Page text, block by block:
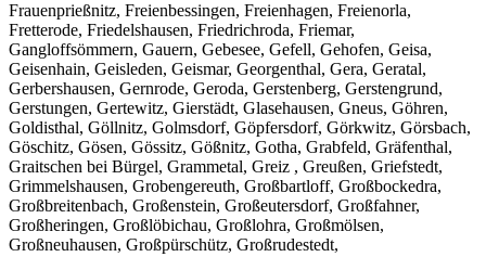
Frauenprießnitz, Freienbessingen, Freienhagen, Freienorla,
Fretterode, Friedelshausen, Friedrichroda, Friemar,
Gangloffsömmern, Gauern, Gebesee, Gefell, Gehofen, Geisa,
Geisenhain, Geisleden, Geismar, Georgenthal, Gera, Geratal,
Gerbershausen, Gernrode, Geroda, Gerstenberg, Gerstengrund,
Gerstungen, Gertewitz, Gierstädt, Glasehausen, Gneus, Göhren,
Goldisthal, Göllnitz, Golmsdorf, Göpfersdorf, Görkwitz, Görsbach,
Göschitz, Gösen, Gössitz, Gößnitz, Gotha, Grabfeld, Gräfenthal,
Graitschen bei Bürgel, Grammetal, Greiz , Greußen, Griefstedt,
Grimmelshausen, Grobengereuth, Großbartloff, Großbockedra,
Großbreitenbach, Großenstein, Großeutersdorf, Großfahner,
Großheringen, Großlöbichau, Großlohra, Großmölsen,
Großneuhausen, Großpürschütz, Großrudestedt,